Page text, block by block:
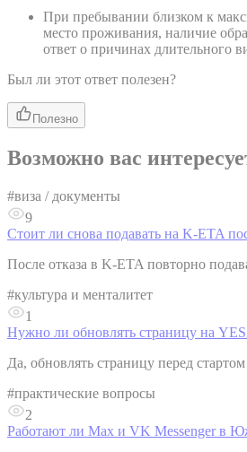
При пребывании близком к
место проживания, наличие
ответ о причинах длительного
Был ли этот ответ полезен?
Полезно
Возможно вас
#виза / документы
9
Стоит ли снова подавать на K-ETA
После отказа в K-ETA повторно
#культура и менталитет
1
Нужно ли обновлять страницу на
Да, обновлять страницу перед
#практические вопросы
2
Работают ли Max и VK Messenger в